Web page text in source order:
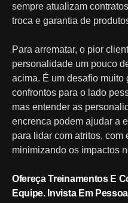
sempre atualizam
troca e garantia de
Para arrematar, o pior
personalidade um pouco
acima. É um desafio muito
confrontos para o lado
mas entender as
encrenca podem ajudar a
para lidar com atritos, com
minimizando os impactos
Ofereça Treinamentos E
Equipe. Invista Em